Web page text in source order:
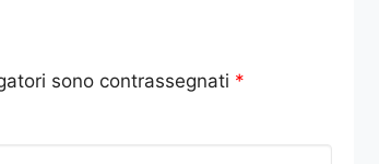
sono contrassegnati *